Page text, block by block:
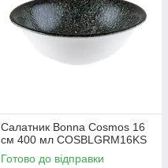
Салатник Bonna Cosmos 16
см 400 мл COSBLGRM16KS
Готово до відправки